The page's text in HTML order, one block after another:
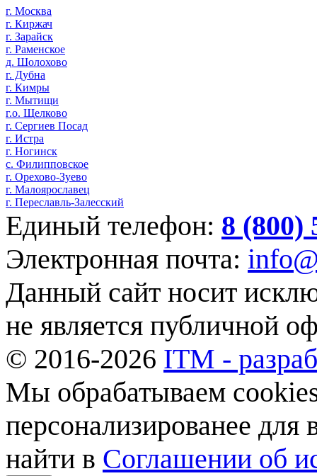
г. Москва
г. Киржач
г. Зарайск
г. Раменское
д. Шолохово
г. Дубна
г. Кимры
г. Мытищи
г.о. Щелково
г. Сергиев Посад
г. Истра
г. Ногинск
с. Филипповское
г. Орехово-Зуево
г. Малоярославец
г. Переславль-Залесский
Единый телефон: 8 (800)
Электронная почта:
Данный сайт носит
не является публичной
© 2016-2026 ITM -
Мы обрабатываем
персонализированее
найти в Соглашении об